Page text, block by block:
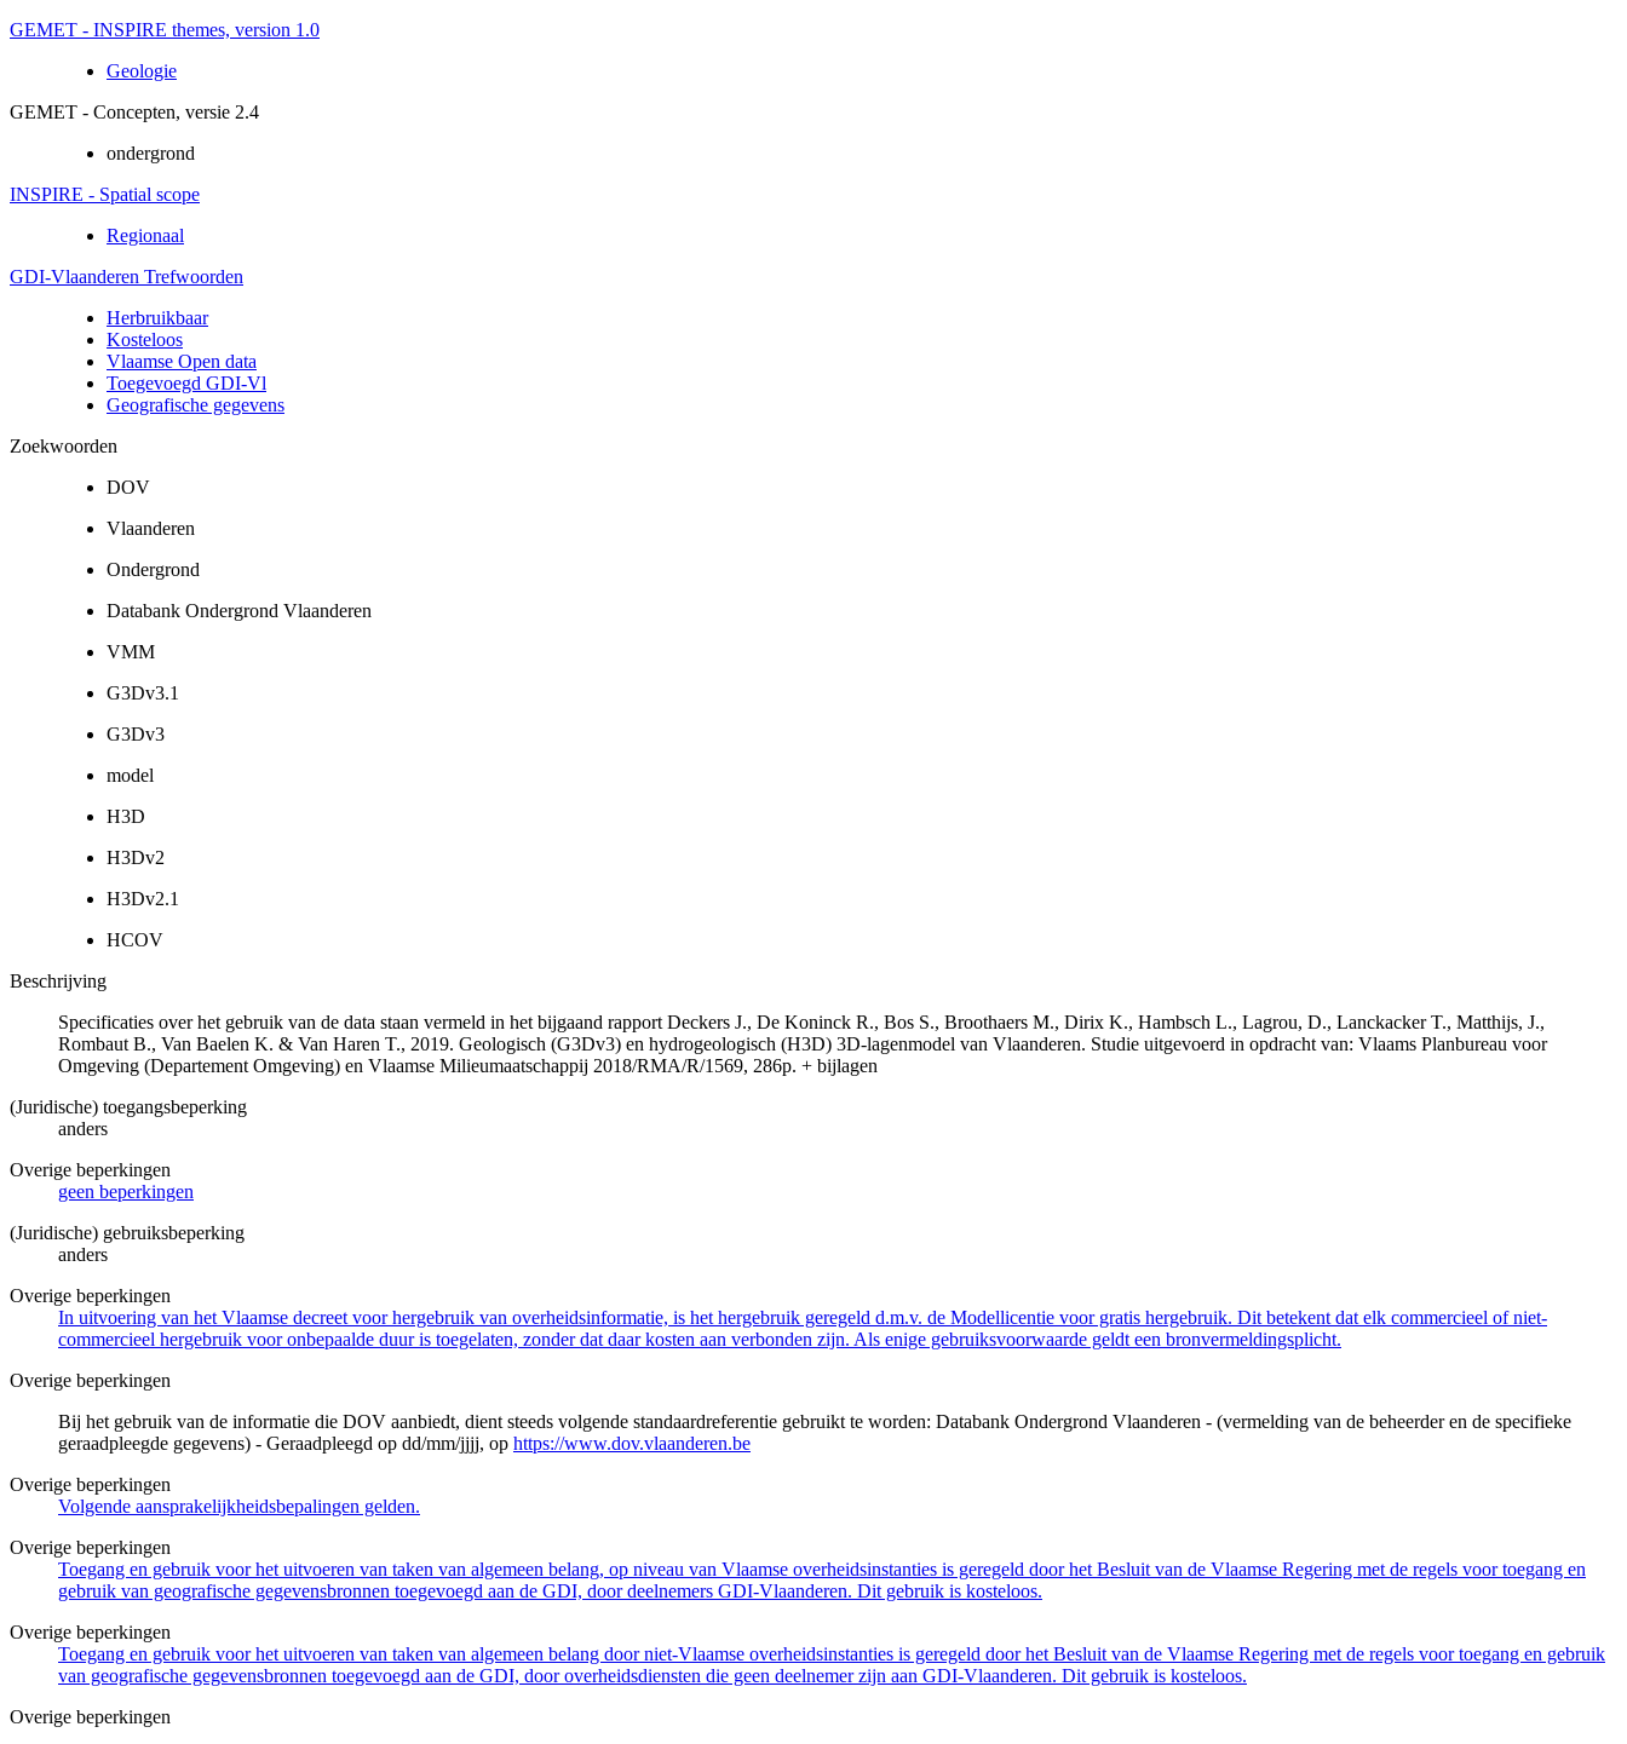
GEMET - INSPIRE themes, version 1.0
Geologie
GEMET - Concepten, versie 2.4
ondergrond
INSPIRE - Spatial scope
Regionaal
GDI-Vlaanderen Trefwoorden
Herbruikbaar
Kosteloos
Vlaamse Open data
Toegevoegd GDI-Vl
Geografische gegevens
Zoekwoorden
DOV
Vlaanderen
Ondergrond
Databank Ondergrond Vlaanderen
VMM
G3Dv3.1
G3Dv3
model
H3D
H3Dv2
H3Dv2.1
HCOV
Beschrijving
Specificaties over het gebruik van de data staan vermeld in het bijgaand rapport Deckers J., De Koninck R., Bos S., Broothaers M., Dirix K., Hambsch L., Lagrou, D., Lanckacker T., Matthijs, J.,
Rombaut B., Van Baelen K. & Van Haren T., 2019. Geologisch (G3Dv3) en hydrogeologisch (H3D) 3D-lagenmodel van Vlaanderen. Studie uitgevoerd in opdracht van: Vlaams Planbureau voor
Omgeving (Departement Omgeving) en Vlaamse Milieumaatschappij 2018/RMA/R/1569, 286p. + bijlagen
(Juridische) toegangsbeperking
anders
Overige beperkingen
geen beperkingen
(Juridische) gebruiksbeperking
anders
Overige beperkingen
In uitvoering van het Vlaamse decreet voor hergebruik van overheidsinformatie, is het hergebruik geregeld d.m.v. de Modellicentie voor gratis hergebruik. Dit betekent dat elk commercieel of niet-
commercieel hergebruik voor onbepaalde duur is toegelaten, zonder dat daar kosten aan verbonden zijn. Als enige gebruiksvoorwaarde geldt een bronvermeldingsplicht.
Overige beperkingen
Bij het gebruik van de informatie die DOV aanbiedt, dient steeds volgende standaardreferentie gebruikt te worden: Databank Ondergrond Vlaanderen - (vermelding van de beheerder en de specifieke
geraadpleegde gegevens) - Geraadpleegd op dd/mm/jjjj, op https://www.dov.vlaanderen.be
Overige beperkingen
Volgende aansprakelijkheidsbepalingen gelden.
Overige beperkingen
Toegang en gebruik voor het uitvoeren van taken van algemeen belang, op niveau van Vlaamse overheidsinstanties is geregeld door het Besluit van de Vlaamse Regering met de regels voor toegang en
gebruik van geografische gegevensbronnen toegevoegd aan de GDI, door deelnemers GDI-Vlaanderen. Dit gebruik is kosteloos.
Overige beperkingen
Toegang en gebruik voor het uitvoeren van taken van algemeen belang door niet-Vlaamse overheidsinstanties is geregeld door het Besluit van de Vlaamse Regering met de regels voor toegang en gebruik
van geografische gegevensbronnen toegevoegd aan de GDI, door overheidsdiensten die geen deelnemer zijn aan GDI-Vlaanderen. Dit gebruik is kosteloos.
Overige beperkingen